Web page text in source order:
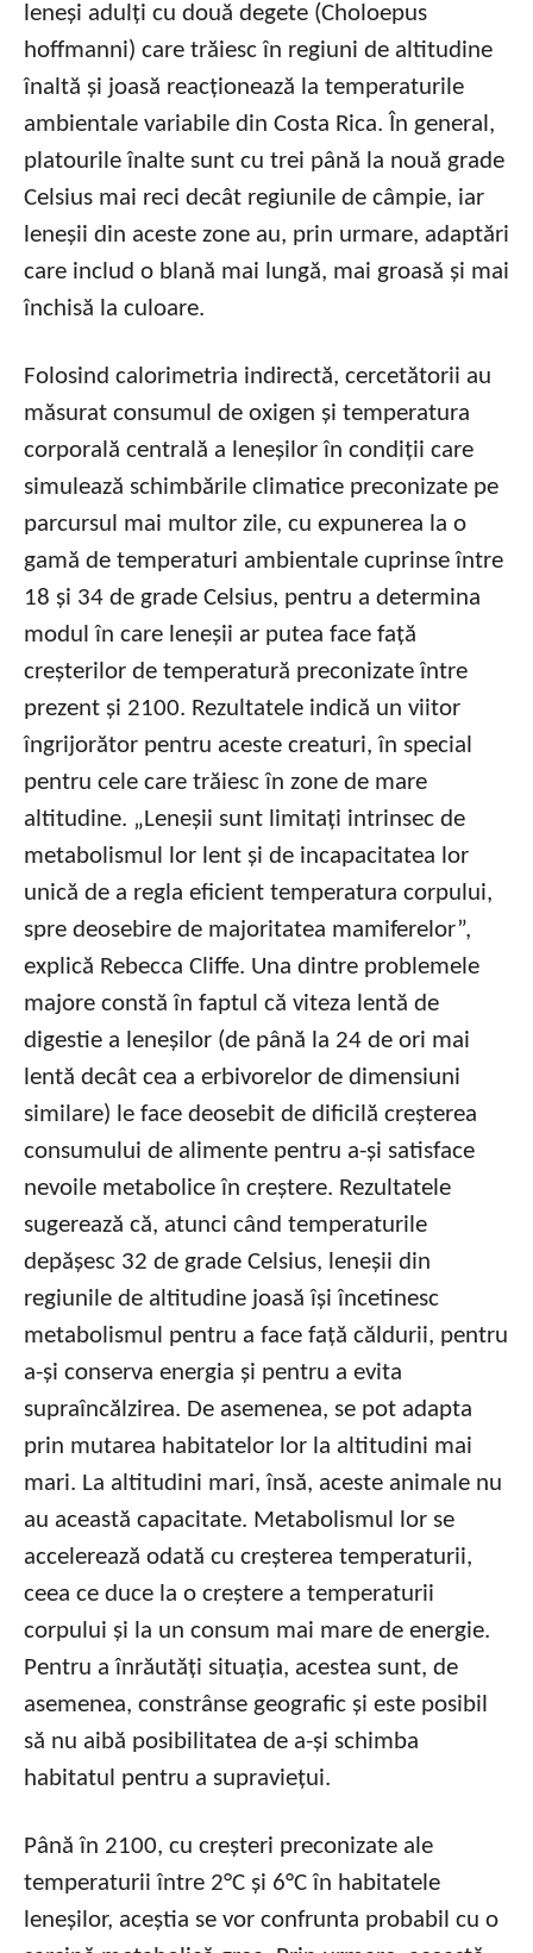
leneși adulți cu două degete (Choloepus
hoffmanni) care trăiesc în regiuni de altitudine
înaltă și joasă reacționează la temperaturile
ambientale variabile din Costa Rica. În general,
platourile înalte sunt cu trei până la nouă grade
Celsius mai reci decât regiunile de câmpie, iar
leneșii din aceste zone au, prin urmare, adaptări
care includ o blană mai lungă, mai groasă și mai
închisă la culoare.
Folosind calorimetria indirectă, cercetătorii au
măsurat consumul de oxigen și temperatura
corporală centrală a leneșilor în condiții care
simulează schimbările climatice preconizate pe
parcursul mai multor zile, cu expunerea la o
gamă de temperaturi ambientale cuprinse între
18 și 34 de grade Celsius, pentru a determina
modul în care leneșii ar putea face față
creșterilor de temperatură preconizate între
prezent și 2100. Rezultatele indică un viitor
îngrijorător pentru aceste creaturi, în special
pentru cele care trăiesc în zone de mare
altitudine. „Leneșii sunt limitați intrinsec de
metabolismul lor lent și de incapacitatea lor
unică de a regla eficient temperatura corpului,
spre deosebire de majoritatea mamiferelor”,
explică Rebecca Cliffe. Una dintre problemele
majore constă în faptul că viteza lentă de
digestie a leneșilor (de până la 24 de ori mai
lentă decât cea a erbivorelor de dimensiuni
similare) le face deosebit de dificilă creșterea
consumului de alimente pentru a-și satisface
nevoile metabolice în creștere. Rezultatele
sugerează că, atunci când temperaturile
depășesc 32 de grade Celsius, leneșii din
regiunile de altitudine joasă își încetinesc
metabolismul pentru a face față căldurii, pentru
a-și conserva energia și pentru a evita
supraîncălzirea. De asemenea, se pot adapta
prin mutarea habitatelor lor la altitudini mai
mari. La altitudini mari, însă, aceste animale nu
au această capacitate. Metabolismul lor se
accelerează odată cu creșterea temperaturii,
ceea ce duce la o creștere a temperaturii
corpului și la un consum mai mare de energie.
Pentru a înrăutăți situația, acestea sunt, de
asemenea, constrânse geografic și este posibil
să nu aibă posibilitatea de a-și schimba
habitatul pentru a supraviețui.
Până în 2100, cu creșteri preconizate ale
temperaturii între 2°C și 6°C în habitatele
leneșilor, aceștia se vor confrunta probabil cu o